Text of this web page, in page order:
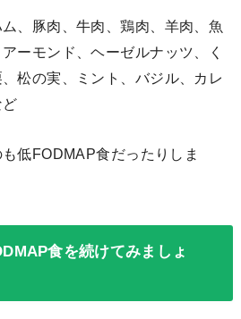
、豚肉、牛肉、鶏肉、羊肉、魚
ーモンド、ヘーゼルナッツ、く
松の実、ミント、バジル、カレ
低FODMAP食だったりしま
食を続けてみましょ